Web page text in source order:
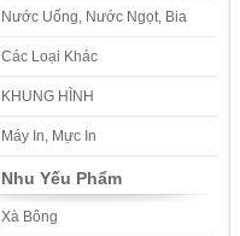
Nước Uống, Nước Ngọt, Bia
Các Loại Khác
KHUNG HÌNH
Máy In, Mực In
Nhu Yếu Phẩm
Xà Bông